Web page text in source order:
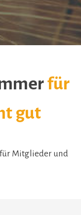
für
gut
Mitglieder und